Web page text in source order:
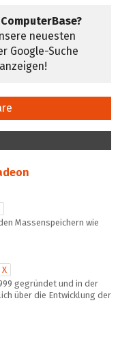
neuesten
Google-Suche
Massenspeichern wie
X
gegründet und in der
über die Entwicklung der